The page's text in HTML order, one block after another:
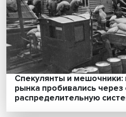
Умная поликлиника:
новая модель
помощи